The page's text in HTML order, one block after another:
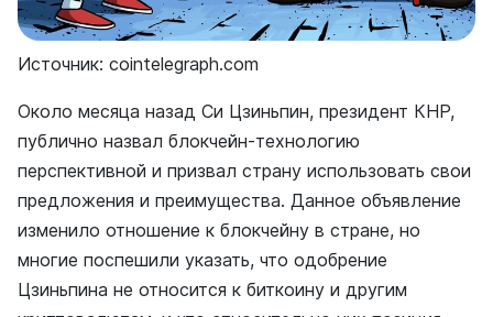
Источник: cointelegraph.com
Около месяца назад Си Цзиньпин, президент КНР,
публично назвал блокчейн-технологию
перспективной и призвал страну использовать свои
предложения и преимущества. Данное объявление
изменило отношение к блокчейну в стране, но
многие поспешили указать, что одобрение
Цзиньпина не относится к биткоину и другим